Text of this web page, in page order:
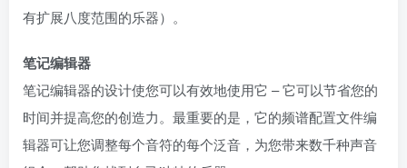
有扩展八度范围的乐器）。
笔记编辑器
笔记编辑器的设计使您可以有效地使用它 – 它可以节省您的
时间并提高您的创造力。最重要的是，它的频谱配置文件编
辑器可让您调整每个音符的每个泛音，为您带来数千种声音